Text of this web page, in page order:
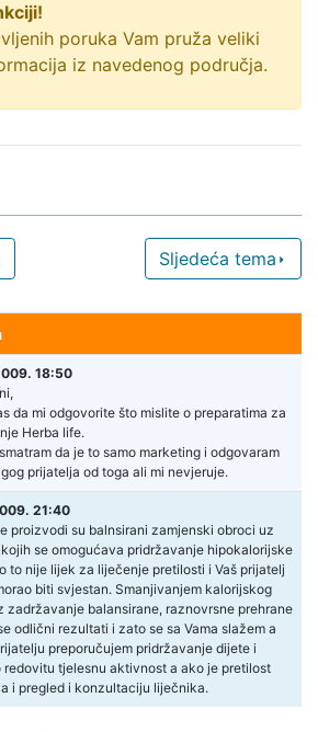
poruka Vam pruža veliki
iz navedenog područja.
Sljedeća tema
18:50
da mi odgovorite što mislite o preparatima za
Herba life.
da je to samo marketing i odgovaram
prijatelja od toga ali mi nevjeruje.
21:40
proizvodi su balnsirani zamjenski obroci uz
se omogućava pridržavanje hipokalorijske
to nije lijek za liječenje pretilosti i Vaš prijatelj
biti svjestan. Smanjivanjem kalorijskog
zadržavanje balansirane, raznovrsne prehrane
odlični rezultati i zato se sa Vama slažem a
preporučujem pridržavanje dijete i
redovitu tjelesnu aktivnost a ako je pretilost
i pregled i konzultaciju liječnika.